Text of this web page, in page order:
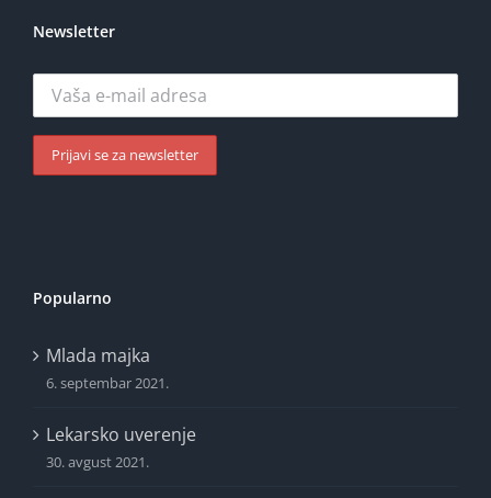
Newsletter
Popularno
Mlada majka
6. septembar 2021.
Lekarsko uverenje
30. avgust 2021.